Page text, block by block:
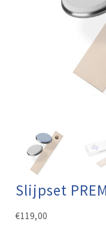
Slijpset
€119,00